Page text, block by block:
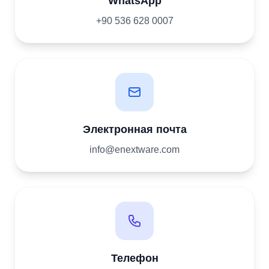
+90 536 628 0007
Электронная почта
info@enextware.com
Телефон